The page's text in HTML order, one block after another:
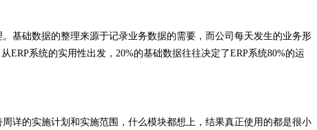
基础数据的整理来源于记录业务数据的需要，而公司每天发生的业务形
系统的实用性出发，20%的基础数据往往决定了ERP系统80%的运
详的实施计划和实施范围，什么模块都想上，结果真正使用的都是很小